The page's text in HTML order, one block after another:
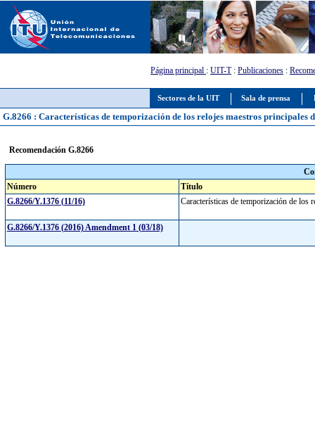
Sectores de la UIT Sala de prensa
Página principal : UIT-T: Publicaciones :
G.8266 : Características de temporización de los relojes maestros principales
Recomendación G.8266
Número
Título
G.8266/Y.1376 (11/16)
Características de temporización de los
G.8266/Y.1376 (2016) Amendment 1 (03/18)